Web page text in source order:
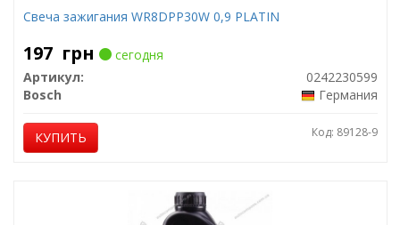
Свеча зажигания WR8DPP30W 0,9 PLATIN
197 грн
сегодня
Артикул:
0242230599
Bosch
Германия
КУПИТЬ Код: 89128-9